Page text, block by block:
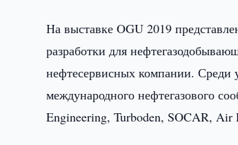
На выставке OGU 2019
разработки для
нефтесервисных компании. Среди
международного нефтегазового
Engineering, Turboden, SOCAR,